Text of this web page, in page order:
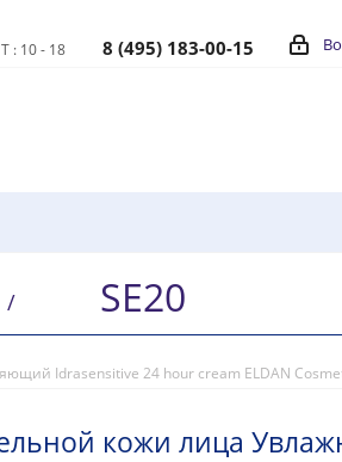
: 10 - 18 8 (495) 183-00-15
/ SE20
Idrasensitive 24 hour cream ELDAN
кожи лица